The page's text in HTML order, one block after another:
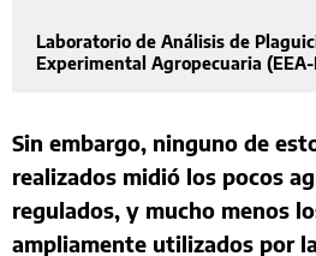
Laboratorio de Análisis de
Experimental Agropecuaria
Sin embargo, ninguno de
realizados midió los pocos
regulados, y mucho menos
ampliamente utilizados por